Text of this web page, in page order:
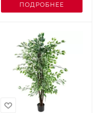
ПОДРОБНЕЕ